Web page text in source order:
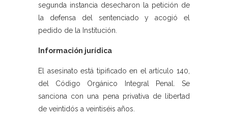
segunda instancia desecharon la petición de
la defensa del sentenciado y acogió el
pedido de la Institución.
Información jurídica
El asesinato está tipificado en el artículo 140,
del Código Orgánico Integral Penal. Se
sanciona con una pena privativa de libertad
de veintidós a veintiséis años.